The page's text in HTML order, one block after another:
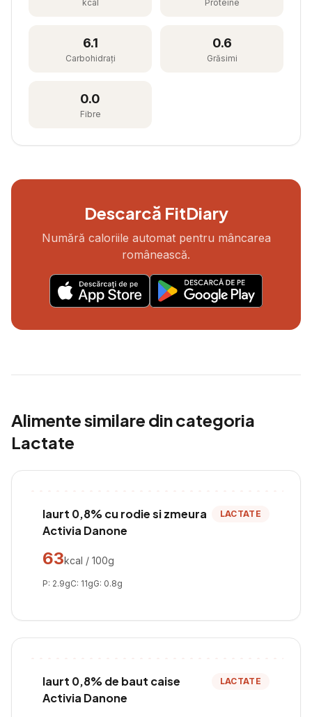
kcal Proteine
6.1
Carbohidrați
0.6
Grăsimi
0.0
Fibre
Descarcă FitDiary
Numără caloriile automat pentru mâncarea
românească.
Alimente similare din categoria
Lactate
Iaurt 0,8% cu rodie si zmeura
Activia Danone
LACTATE
63kcal / 100g
P: 2.9gC: 11gG: 0.8g
Iaurt 0,8% de baut caise
Activia Danone
LACTATE